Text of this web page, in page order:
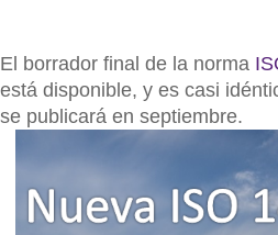
El borrador final de la norma
está disponible, y es casi
se publicará en septiembre.